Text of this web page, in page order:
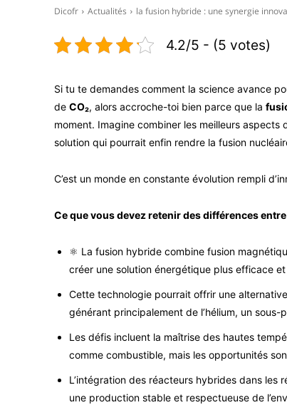
Dicofr Actualités la fusion hybride : une synergie
4.2/5 - (5 votes)
Si tu te demandes comment la science avance
de CO₂, alors accroche-toi bien parce que la
moment. Imagine combiner les meilleurs aspects
solution qui pourrait enfin rendre la fusion
C’est un monde en constante évolution rempli
Ce que vous devez retenir des différences
⚛️ La fusion hybride combine fusion
créer une solution énergétique plus efficace
Cette technologie pourrait offrir une
générant principalement de l’hélium, un sous-
Les défis incluent la maîtrise des hautes
comme combustible, mais les opportunités
L’intégration des réacteurs hybrides dans les
une production stable et respectueuse de